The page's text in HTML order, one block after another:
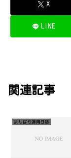
X
LINE
関連記事
まりぱら運用日誌